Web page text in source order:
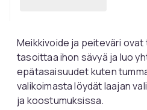
Meikkivoide ja peiteväri
tasoittaa ihon sävyä ja luo
epätasaisuudet kuten
valikoimasta löydät laajan
ja koostumuksissa.